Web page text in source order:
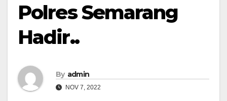
Polres Semarang
Hadir..
By admin
NOV 7, 2022